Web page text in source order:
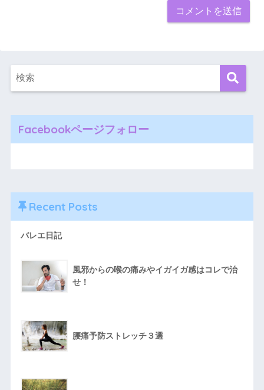
Facebookページフォロー
Recent Posts
バレエ日記
風邪からの喉の痛みやイガイガ感はコレで治
せ！
腰痛予防ストレッチ３選